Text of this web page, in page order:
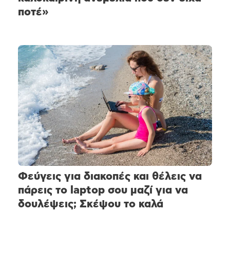
ποτέ»
Φεύγεις για διακοπές και θέλεις να
πάρεις το laptop σου μαζί για να
δουλέψεις; Σκέψου το καλά